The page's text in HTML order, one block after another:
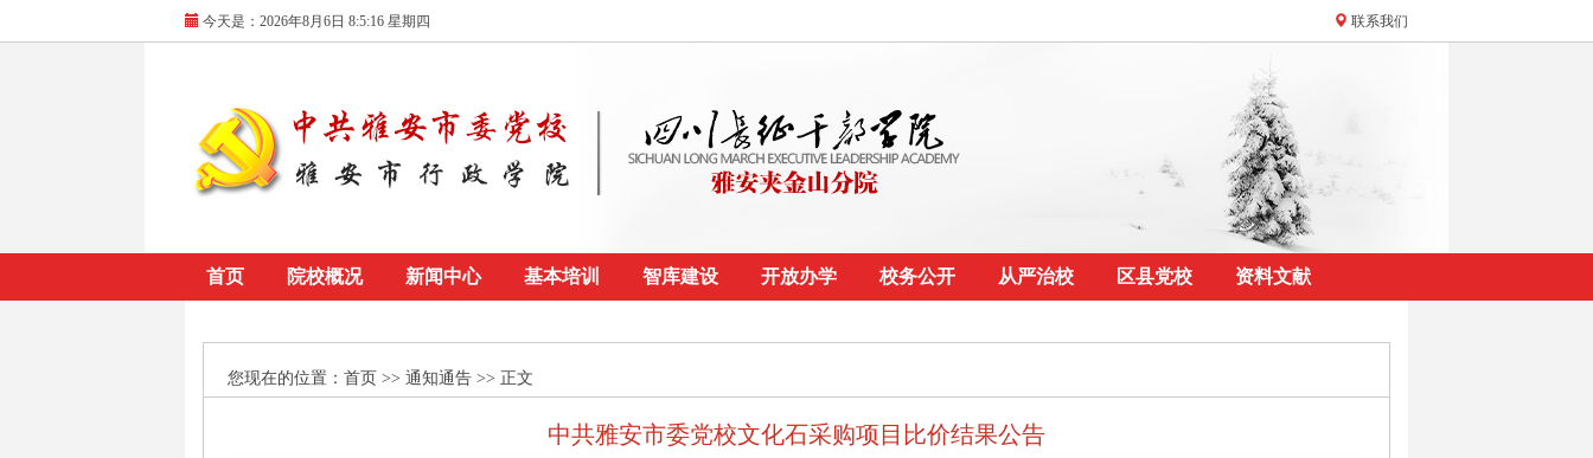
今天是： 2026年8月6日 8:5:16 星期四 联系我们
首页 院校概况 新闻中心 基本培训 智库建设 开放办学 校务公开 从严治校 区县党校 资料文献
您现在的位置： 首页 >> 通知通告 >> 正文
中共雅安市委党校文化石采购项目比价结果公告